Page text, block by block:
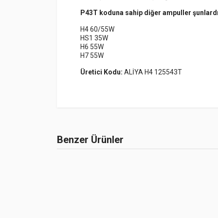
P43T koduna sahip diğer ampuller
H4 60/55W
HS1 35W
H6 55W
H7 55W
Üretici Kodu: ALİYA H4 125543T
SSX-780B390-S
Benzer Ürünler